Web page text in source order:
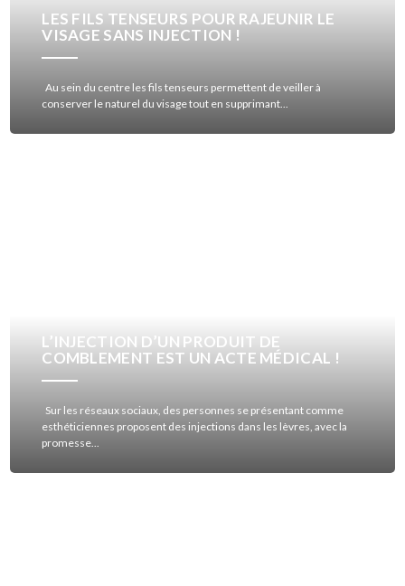
LES FILS TENSEURS POUR RAJEUNIR LE
VISAGE SANS INJECTION !
Au sein du centre les fils tenseurs permettent de veiller à
conserver le naturel du visage tout en supprimant...
L’INJECTION D’UN PRODUIT DE
COMBLEMENT EST UN ACTE MÉDICAL !
Sur les réseaux sociaux, des personnes se présentant comme
esthéticiennes proposent des injections dans les lèvres, avec la
promesse...